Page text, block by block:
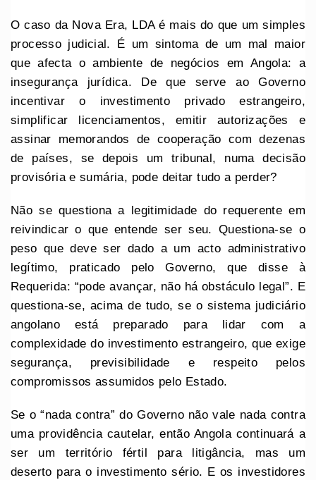
O caso da Nova Era, LDA é mais do que um simples
processo judicial. É um sintoma de um mal maior
que afecta o ambiente de negócios em Angola: a
insegurança jurídica. De que serve ao Governo
incentivar o investimento privado estrangeiro,
simplificar licenciamentos, emitir autorizações e
assinar memorandos de cooperação com dezenas
de países, se depois um tribunal, numa decisão
provisória e sumária, pode deitar tudo a perder?
Não se questiona a legitimidade do requerente em
reivindicar o que entende ser seu. Questiona-se o
peso que deve ser dado a um acto administrativo
legítimo, praticado pelo Governo, que disse à
Requerida: “pode avançar, não há obstáculo legal”. E
questiona-se, acima de tudo, se o sistema judiciário
angolano está preparado para lidar com a
complexidade do investimento estrangeiro, que exige
segurança, previsibilidade e respeito pelos
compromissos assumidos pelo Estado.
Se o “nada contra” do Governo não vale nada contra
uma providência cautelar, então Angola continuará a
ser um território fértil para litigância, mas um
deserto para o investimento sério. E os investidores